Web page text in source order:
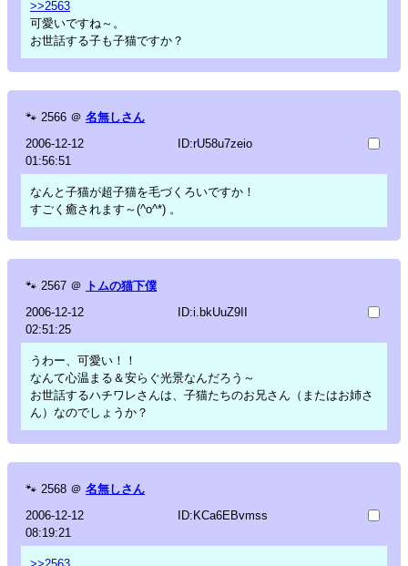
>>2563
可愛いですね～。
お世話する子も子猫ですか？
🐾 2566 ＠ 名無しさん
2006-12-12
01:56:51
ID:rU58u7zeio
なんと子猫が超子猫を毛づくろいですか！
すごく癒されます～(^o^*) 。
🐾 2567 ＠ トムの猫下僕
2006-12-12
02:51:25
ID:i.bkUuZ9II
うわー、可愛い！！
なんて心温まる＆安らぐ光景なんだろう～
お世話するハチワレさんは、子猫たちのお兄さん（またはお姉さ
ん）なのでしょうか？
🐾 2568 ＠ 名無しさん
2006-12-12
08:19:21
ID:KCa6EBvmss